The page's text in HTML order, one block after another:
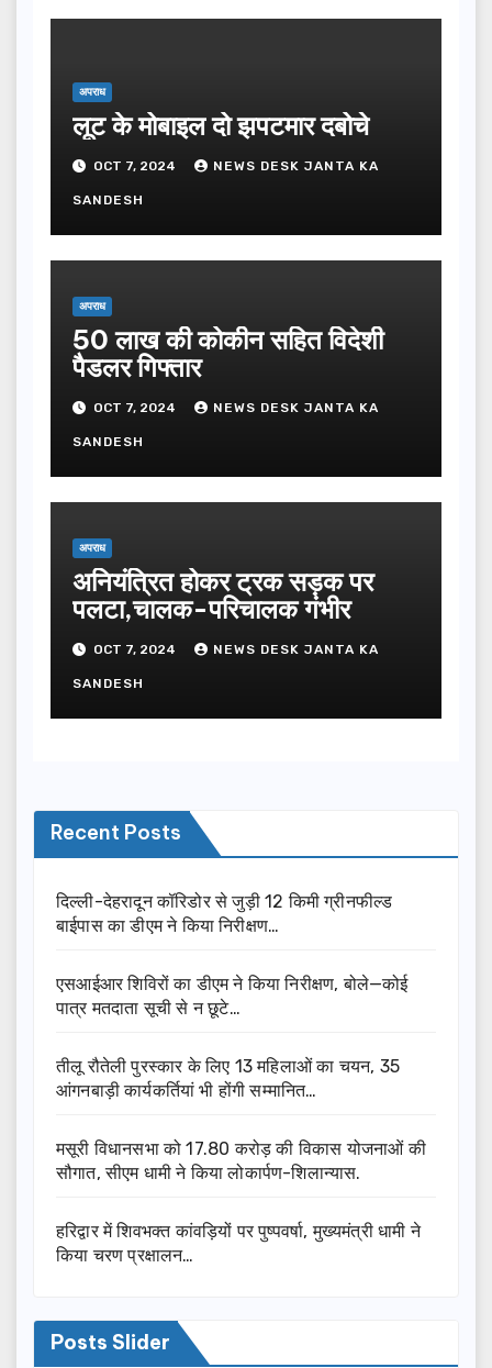
अपराध
लूट के मोबाइल दो झपटमार दबोचे
OCT 7, 2024 NEWS DESK JANTA KA
SANDESH
अपराध
50 लाख की कोकीन सहित विदेशी
पैडलर गिफ्तार
OCT 7, 2024 NEWS DESK JANTA KA
SANDESH
अपराध
अनियंत्रित होकर ट्रक सड़क पर
पलटा,चालक-परिचालक गंभीर
OCT 7, 2024 NEWS DESK JANTA KA
SANDESH
Recent Posts
दिल्ली-देहरादून कॉरिडोर से जुड़ी 12 किमी ग्रीनफील्ड
बाईपास का डीएम ने किया निरीक्षण…
एसआईआर शिविरों का डीएम ने किया निरीक्षण, बोले—कोई
पात्र मतदाता सूची से न छूटे…
तीलू रौतेली पुरस्कार के लिए 13 महिलाओं का चयन, 35
आंगनबाड़ी कार्यकर्तियां भी होंगी सम्मानित…
मसूरी विधानसभा को 17.80 करोड़ की विकास योजनाओं की
सौगात, सीएम धामी ने किया लोकार्पण-शिलान्यास.
हरिद्वार में शिवभक्त कांवड़ियों पर पुष्पवर्षा, मुख्यमंत्री धामी ने
किया चरण प्रक्षालन…
Posts Slider